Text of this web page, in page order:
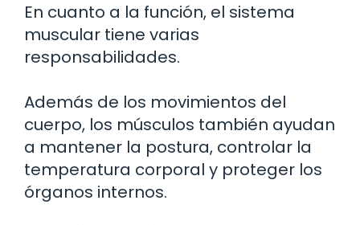
En cuanto a la función, el sistema
muscular tiene varias
responsabilidades.
Además de los movimientos del
cuerpo, los músculos también ayudan
a mantener la postura, controlar la
temperatura corporal y proteger los
órganos internos.